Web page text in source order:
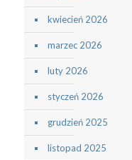
kwiecień 2026
marzec 2026
luty 2026
styczeń 2026
grudzień 2025
listopad 2025